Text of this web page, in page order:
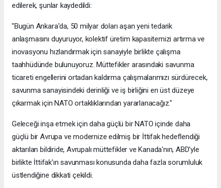
edilerek, şunlar kaydedildi:
"Bugün Ankara'da, 50 milyar doları aşan yeni tedarik
anlaşmasını duyuruyor, kolektif üretim kapasitemizi artırma ve
inovasyonu hızlandırmak için sanayiyle birlikte çalışma
taahhüdünde bulunuyoruz. Müttefikler arasındaki savunma
ticareti engellerini ortadan kaldırma çalışmalarımızı sürdürecek,
savunma sanayisindeki derinliği ve iş birliğini en üst düzeye
çıkarmak için NATO ortaklıklarından yararlanacağız."
Geleceği inşa etmek için daha güçlü bir NATO içinde daha
güçlü bir Avrupa ve modernize edilmiş bir İttifak hedeflendiği
aktarılan bildiride, Avrupalı müttefikler ve Kanada'nın, ABD'yle
birlikte İttifak'ın savunması konusunda daha fazla sorumluluk
üstlendiğine dikkati çekildi.